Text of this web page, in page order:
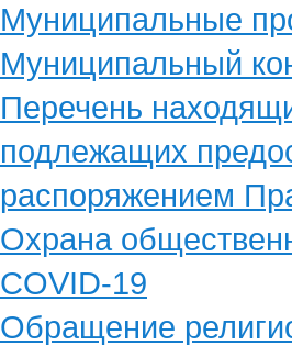
Муниципальные
Муниципальный
Перечень
подлежащих
распоряжением
Охрана
COVID-19
Обращение